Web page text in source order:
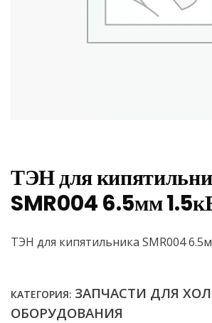
ТЭН для
SMR004 6.5мм
ТЭН для кипятильника SMR004
КАТЕГОРИЯ: ЗАПЧАСТИ ДЛЯ
ОБОРУДОВАНИЯ